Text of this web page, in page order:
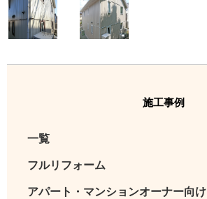
施工事例
一覧
フルリフォーム
アパート・マンションオーナー向け